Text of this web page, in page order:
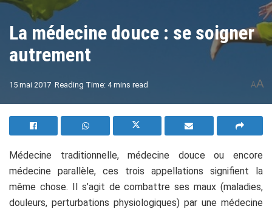
La médecine douce : se soigner
autrement
15 mai 2017 Reading Time: 4 mins read AA
Médecine traditionnelle, médecine douce ou encore
médecine parallèle, ces trois appellations signifient la
même chose. Il s’agit de combattre ses maux (maladies,
douleurs, perturbations physiologiques) par une médecine